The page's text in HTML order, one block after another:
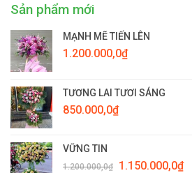
Sản phẩm mới
MẠNH MẼ TIẾN LÊN
1.200.000,0₫
TƯƠNG LAI TƯƠI SÁNG
850.000,0₫
VỮNG TIN
1.200.000,0₫
Giá
1.150.000,0₫Giá